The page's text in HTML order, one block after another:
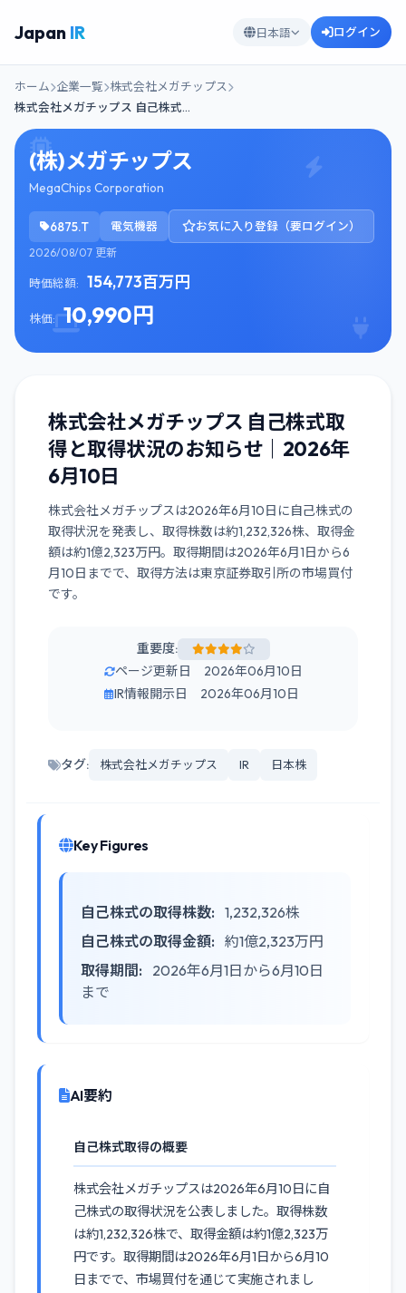
Japan IR 日本語 ログイン
ホーム 企業一覧 株式会社メガチップス
株式会社メガチップス 自己株式…
(株)メガチップス
MegaChips Corporation
6875.T 電気機器 お気に入り登録（要ログイン）
2026/08/07 更新
時価総額: 154,773百万円
株価: 10,990円
株式会社メガチップス 自己株式取
得と取得状況のお知らせ｜2026年
6月10日
株式会社メガチップスは2026年6月10日に自己株式の
取得状況を発表し、取得株数は約1,232,326株、取得金
額は約1億2,323万円。取得期間は2026年6月1日から6
月10日までで、取得方法は東京証券取引所の市場買付
です。
重要度:
ページ更新日 2026年06月10日
IR情報開示日 2026年06月10日
タグ: 株式会社メガチップス IR 日本株
Key Figures
自己株式の取得株数: 1,232,326株
自己株式の取得金額: 約1億2,323万円
取得期間:
2026年6月1日から6月10日
まで
AI要約
自己株式取得の概要
株式会社メガチップスは2026年6月10日に自
己株式の取得状況を公表しました。取得株数
は約1,232,326株で、取得金額は約1億2,323万
円です。取得期間は2026年6月1日から6月10
日までで、市場買付を通じて実施されまし